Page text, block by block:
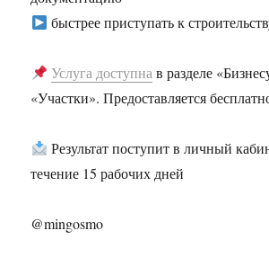
быстрее приступать к
Услуга доступна в разделе
«Участки». Предоставляется
Результат поступит в личный
течение 15 рабочих дней
@mingosmo